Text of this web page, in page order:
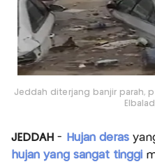
Jeddah diterjang banjir parah,
JEDDAH - Hujan deras
hujan yang sangat tinggi